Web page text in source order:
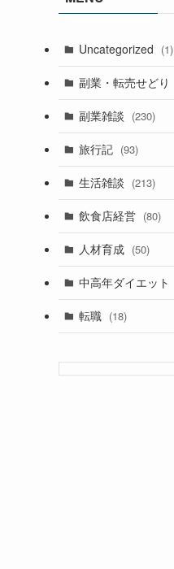
Uncategorized (1)
副業・転売せどり
副業雑談 (230)
旅行記 (93)
生活雑談 (213)
飲食店経営 (80)
人材育成 (50)
中高年ダイエット
転職 (18)